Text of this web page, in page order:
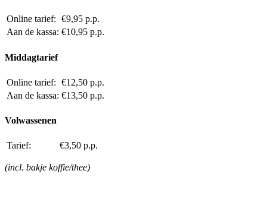
Online tarief: €9,95 p.p.
Aan de kassa: €10,95 p.p.
Middagtarief
Online tarief: €12,50 p.p.
Aan de kassa: €13,50 p.p.
Volwassenen
Tarief: €3,50 p.p.
(incl. bakje koffie/thee)